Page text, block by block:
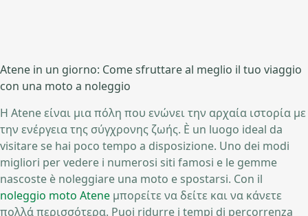
Atene in un giorno: Come sfruttare al meglio il tuo viaggio
con una moto a noleggio
Η Atene είναι μια πόλη που ενώνει την αρχαία ιστορία με
την ενέργεια της σύγχρονης ζωής. È un luogo ideal da
visitare se hai poco tempo a disposizione. Uno dei modi
migliori per vedere i numerosi siti famosi e le gemme
nascoste è noleggiare una moto e spostarsi. Con il
noleggio moto Atene μπορείτε να δείτε και να κάνετε
πολλά περισσότερα. Puoi ridurre i tempi di percorrenza